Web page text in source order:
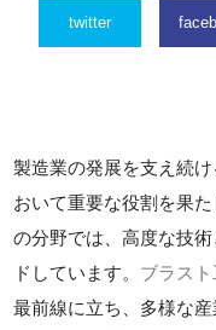
twitter
製造業の発展を支え続
おいて重要な役割を果
の分野では、高度な技
ドしています。 ブラス
最前線に立ち、多様な